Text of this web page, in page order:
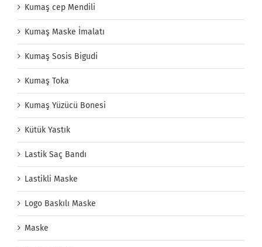
Kumaş cep Mendili
Kumaş Maske İmalatı
Kumaş Sosis Bigudi
Kumaş Toka
Kumaş Yüzücü Bonesi
Kütük Yastık
Lastik Saç Bandı
Lastikli Maske
Logo Baskılı Maske
Maske